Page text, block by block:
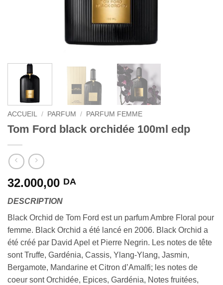
ACCUEIL / PARFUM / PARFUM FEMME
Tom Ford black orchidée 100ml edp
32.000,00 DA
DESCRIPTION
Black Orchid de Tom Ford est un parfum Ambre Floral pour
femme. Black Orchid a été lancé en 2006. Black Orchid a
été créé par David Apel et Pierre Negrin. Les notes de tête
sont Truffe, Gardénia, Cassis, Ylang-Ylang, Jasmin,
Bergamote, Mandarine et Citron d’Amalfi; les notes de
coeur sont Orchidée, Epices, Gardénia, Notes fruitées,